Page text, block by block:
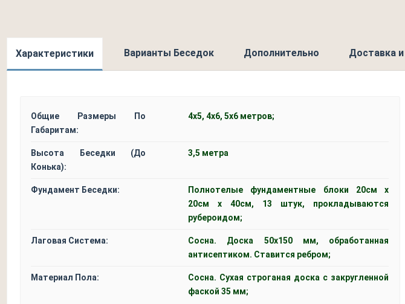
Характеристики Варианты Беседок Дополнительно Доставка
Общие Размеры По
Габаритам:
4х5, 4х6, 5х6 метров;
Высота Беседки (До
Конька):
3,5 метра
Фундамент Беседки:
Полнотелые фундаментные блоки 20см x
20см x 40см, 13 штук, прокладываются
рубероидом;
Лаговая Система:
Сосна. Доска 50x150 мм, обработанная
антисептиком. Ставится ребром;
Материал Пола:
Сосна. Сухая строганая доска с закругленной
фаской 35 мм;